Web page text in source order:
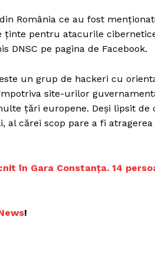
România ce au fost
ținte pentru atacurile
DNSC pe pagina de Facebook.
este un grup de hackeri cu
site-urilor
țări europene. Deși lipsit
al cărei scop pare a fi
în Gara Constanţa. 14
!